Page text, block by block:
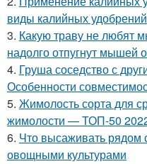
виды калийных удобрений
3. Какую траву не любят
надолго отпугнут мышей
4. Груша соседство с
Особенности
5. Жимолость сорта для
жимолости — ТОП-50
6. Что высаживать рядом
овощными культурами